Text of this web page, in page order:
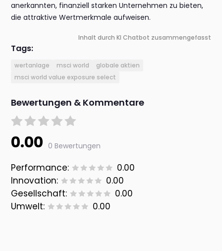
anerkannten, finanziell starken Unternehmen zu bieten,
die attraktive Wertmerkmale aufweisen.
Inhalt durch KI Chatbot zusammengefasst
Tags:
wertanlage msci world
globale aktien
msci world value exposure select
Bewertungen & Kommentare
0.00 0 Bewertungen
Performance:
0.00
Innovation:
0.00
Gesellschaft:
0.00
Umwelt:
0.00